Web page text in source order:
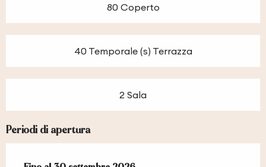
80 Coperto
40 Temporale (s) Terrazza
2 Sala
Periodi di apertura